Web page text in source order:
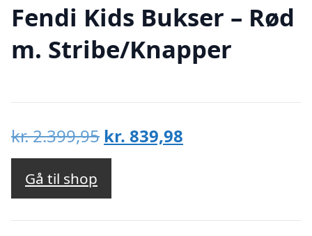
Fendi Kids Bukser – Rød
m. Stribe/Knapper
kr.2.399,95 Den
oprindelige
var:
kr. 2.399,95.
kr. 839,98
kr. 839,98.
Gå til shop